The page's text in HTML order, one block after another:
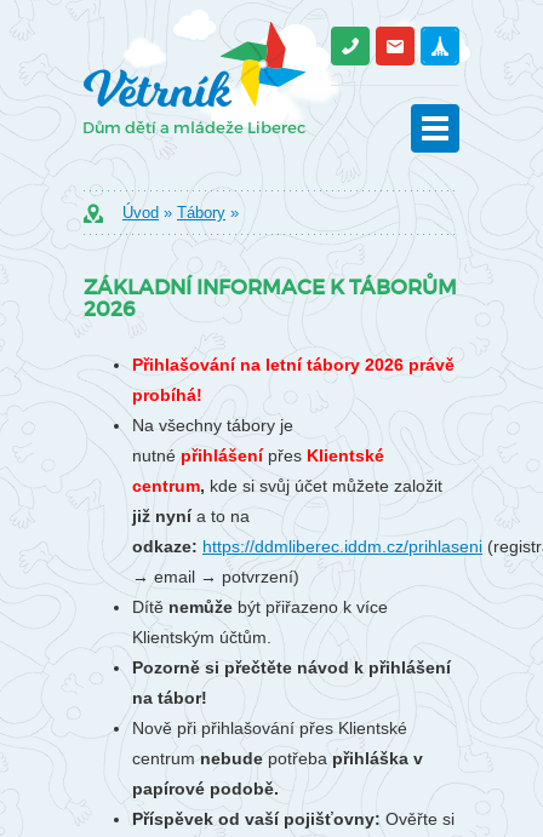
Úvod » Tábory »
ZÁKLADNÍ INFORMACE K TÁBORŮM
2026
Přihlašování na letní tábory 2026 právě
probíhá!
Na všechny tábory je
nutné přihlášení přes Klientské
centrum, kde si svůj účet můžete založit
již nynía to na
odkaze: https://ddmliberec.iddm.cz/prihlaseni
→ email → potvrzení)
Dítě nemůžebýt přiřazeno k více
Klientským účtům.
Pozorně si přečtěte návod k přihlášení
na tábor!
Nově při přihlašování přes Klientské
centrumnebudepotřebapřihláška v
papírové podobě.
Příspěvek od vaší pojišťovny: Ověřte si